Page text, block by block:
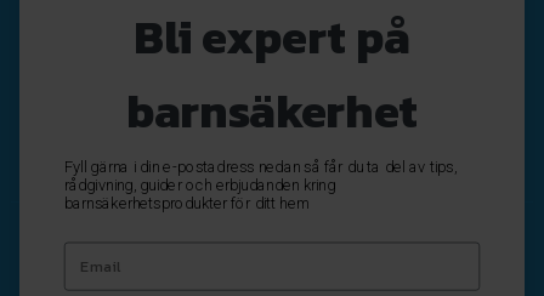
Nyhetsbrev
Avregistrera
Bli expert på
barnsäkerhet
Fyll gärna i din e-postadress nedan så får du ta del av tips,
rådgivning, guider och erbjudanden kring
barnsäkerhetsprodukter för ditt hem